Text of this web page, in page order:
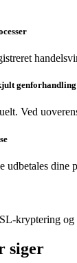
genforhandling
Ved
dine
kryptering
siger